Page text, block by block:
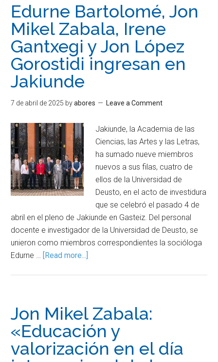
Edurne Bartolomé, Jon
Mikel Zabala, Irene
Gantxegi y Jon López
Gorostidi ingresan en
Jakiunde
7 de abril de 2025 byabores Leave a Comment
Jakiunde, la Academia de las
Ciencias, las Artes y las Letras,
ha sumado nueve miembros
nuevos a sus filas, cuatro de
ellos de la Universidad de
Deusto, en el acto de investidura
que se celebró el pasado 4 de
abril en el pleno de Jakiunde en Gasteiz. Del personal
docente e investigador de la Universidad de Deusto, se
unieron como miembros correspondientes la socióloga
Edurne … [Read more...]
Jon Mikel Zabala:
«Educación y
valorización en el día